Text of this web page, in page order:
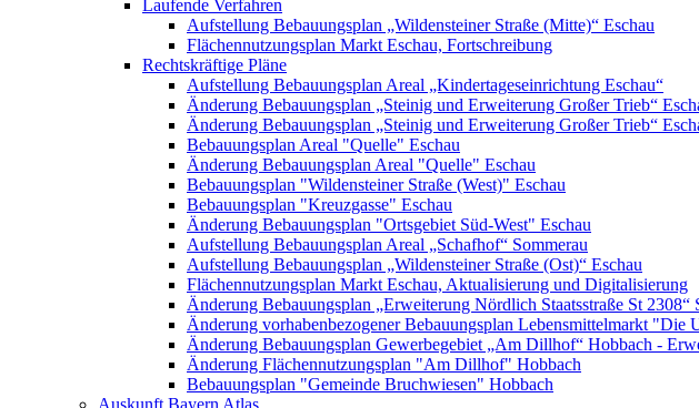
Laufende Verfahren
Aufstellung Bebauungsplan „Wildensteiner Straße (Mitte)“ Eschau
Flächennutzungsplan Markt Eschau, Fortschreibung
Rechtskräftige Pläne
Aufstellung Bebauungsplan Areal „Kindertageseinrichtung Eschau“
Änderung Bebauungsplan „Steinig und Erweiterung Großer Trieb“
Änderung Bebauungsplan „Steinig und Erweiterung Großer Trieb“
Bebauungsplan Areal "Quelle" Eschau
Änderung Bebauungsplan Areal "Quelle" Eschau
Bebauungsplan "Wildensteiner Straße (West)" Eschau
Bebauungsplan "Kreuzgasse" Eschau
Änderung Bebauungsplan "Ortsgebiet Süd-West" Eschau
Aufstellung Bebauungsplan Areal „Schafhof“ Sommerau
Aufstellung Bebauungsplan „Wildensteiner Straße (Ost)“ Eschau
Flächennutzungsplan Markt Eschau, Aktualisierung und Digitalisierung
Änderung Bebauungsplan „Erweiterung Nördlich Staatsstraße St 2308“
Änderung vorhabenbezogener Bebauungsplan Lebensmittelmarkt "Die
Änderung Bebauungsplan Gewerbegebiet „Am Dillhof“ Hobbach -
Änderung Flächennutzungsplan "Am Dillhof" Hobbach
Bebauungsplan "Gemeinde Bruchwiesen" Hobbach
Auskunft Bayern Atlas